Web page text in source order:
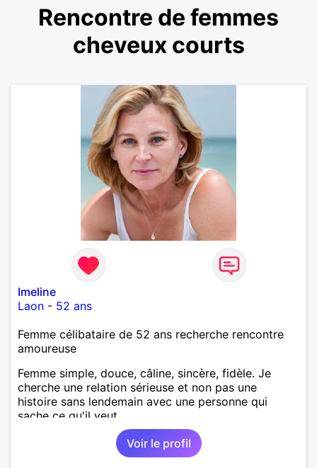
Rencontre de femmes
cheveux courts
Imeline
Laon - 52 ans
Femme célibataire de 52 ans recherche rencontre
amoureuse
Femme simple, douce, câline, sincère, fidèle. Je
cherche une relation sérieuse et non pas une
histoire sans lendemain avec une personne qui
sache ce qu'il veut.
Voir le profil